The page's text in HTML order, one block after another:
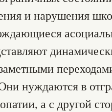
и нарушения
нуждаются в
а с другой